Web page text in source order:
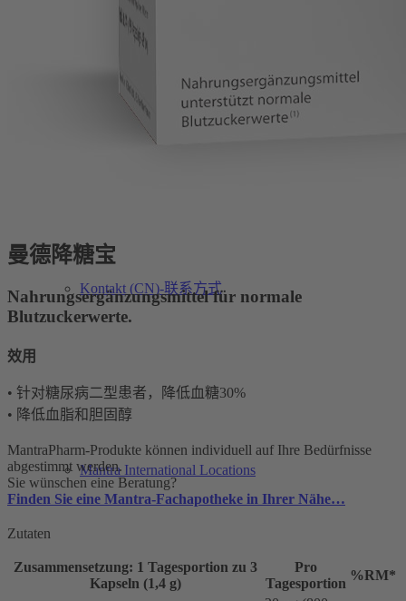
Kontakt (CN)-联系方式
Kontakt (CN)-联系方式
Mantra International Locations
曼德降糖宝
Nahrungsergänzungsmittel für normale
Blutzuckerwerte.
效用
• 针对糖尿病二型患者，降低血糖30%
• 降低血脂和胆固醇
MantraPharm-Produkte können individuell auf Ihre Bedürfnisse
abgestimmt werden.
Sie wünschen eine Beratung?
Finden Sie eine Mantra-Fachapotheke in Ihrer Nähe…
Zutaten
Zusammensetzung: 1 Tagesportion zu 3
Kapseln (1,4 g)
Pro
Tagesportion
%RM*